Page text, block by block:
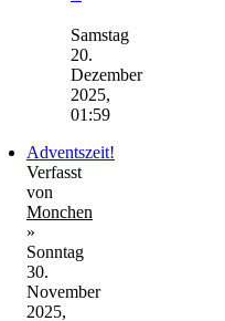
Beitrag
Samstag
20.
Dezember
2025,
01:59
Adventszeit!
Verfasst
von
Monchen
»
Sonntag
30.
November
2025,